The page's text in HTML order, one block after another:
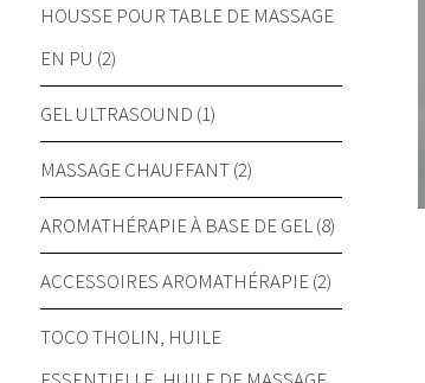
HOUSSE POUR TABLE DE MASSAGE
EN PU (2)
GEL ULTRASOUND (1)
MASSAGE CHAUFFANT (2)
AROMATHÉRAPIE À BASE DE GEL (8)
ACCESSOIRES AROMATHÉRAPIE (2)
TOCO THOLIN, HUILE